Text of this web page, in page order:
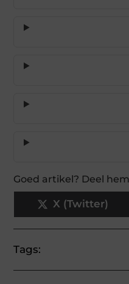
Goed artikel? Deel
X (Twitter)
Tags: